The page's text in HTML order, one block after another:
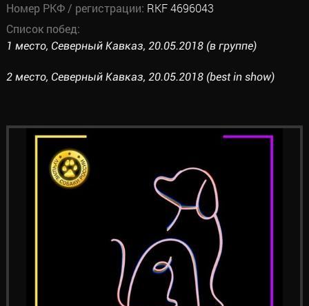
Номер РКФ / регистрации: RKF 4696043
Список побед:
1 место, Северный Кавказ, 20.05.2018 (в группе)
2 место, Северный Кавказ, 20.05.2018 (best in show)